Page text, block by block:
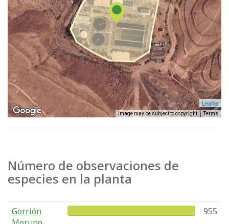
Leaflet
Image may be subject to copyright Terms
Número de observaciones de
especies en la planta
Gorrión
955